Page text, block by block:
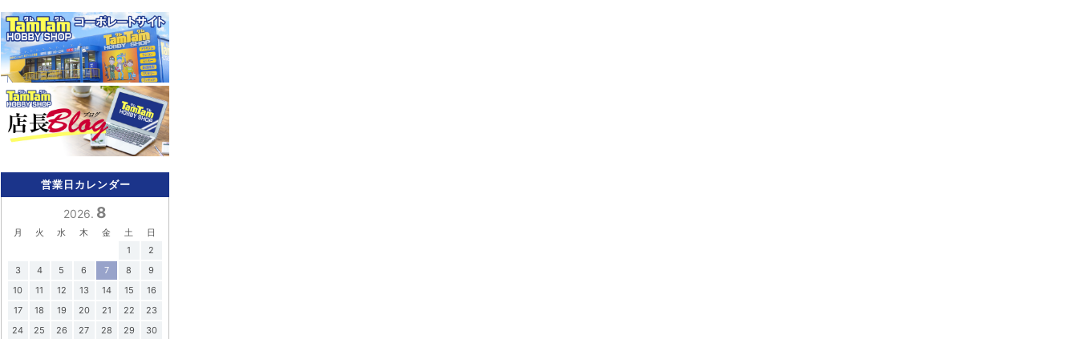
営業日カレンダー
2026. 8
月 火 水 木 金 土
日
1
2
3
4 5 6 7 8
9
10
11 12 13 14 15
16
17
18 19 20 21 22
23
24
25 26 27 28 29
30